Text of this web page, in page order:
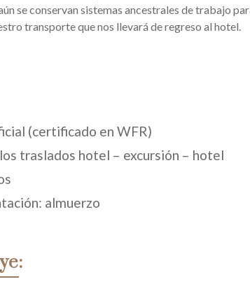
se conservan sistemas ancestrales de trabajo
transporte que nos llevará de regreso al hotel.
(certificado en WFR)
traslados hotel – excursión – hotel
almuerzo